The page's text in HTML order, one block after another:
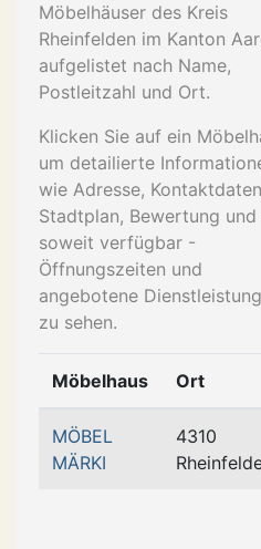
Möbelhäuser des Kreis
Rheinfelden im Kanton
aufgelistet nach Name,
Postleitzahl und Ort.
Klicken Sie auf ein
um detailierte
wie Adresse,
Stadtplan, Bewertung und
soweit verfügbar -
Öffnungszeiten und
angebotene
zu sehen.
Möbelhaus Ort
MÖBEL
MÄRKI
4310